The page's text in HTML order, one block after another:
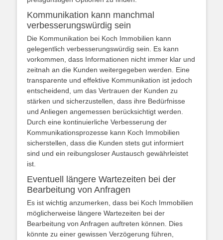
Kommunikation kann manchmal
verbesserungswürdig sein
Die Kommunikation bei Koch Immobilien kann
gelegentlich verbesserungswürdig sein. Es kann
vorkommen, dass Informationen nicht immer klar und
zeitnah an die Kunden weitergegeben werden. Eine
transparente und effektive Kommunikation ist jedoch
entscheidend, um das Vertrauen der Kunden zu
stärken und sicherzustellen, dass ihre Bedürfnisse
und Anliegen angemessen berücksichtigt werden.
Durch eine kontinuierliche Verbesserung der
Kommunikationsprozesse kann Koch Immobilien
sicherstellen, dass die Kunden stets gut informiert
sind und ein reibungsloser Austausch gewährleistet
ist.
Eventuell längere Wartezeiten bei der
Bearbeitung von Anfragen
Es ist wichtig anzumerken, dass bei Koch Immobilien
möglicherweise längere Wartezeiten bei der
Bearbeitung von Anfragen auftreten können. Dies
könnte zu einer gewissen Verzögerung führen,